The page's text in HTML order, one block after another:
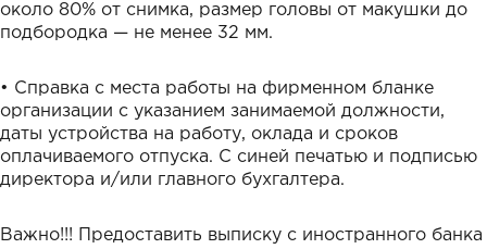
около 80% от снимка, размер головы от макушки до
подбородка — не менее 32 мм.
• Справка с места работы на фирменном бланке
организации с указанием занимаемой должности,
даты устройства на работу, оклада и сроков
оплачиваемого отпуска. С синей печатью и подписью
директора и/или главного бухгалтера.
Важно!!! Предоставить выписку с иностранного банка